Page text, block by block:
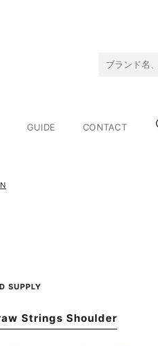
GUIDE CONTACT
SUPPLY
Strings Shoulder